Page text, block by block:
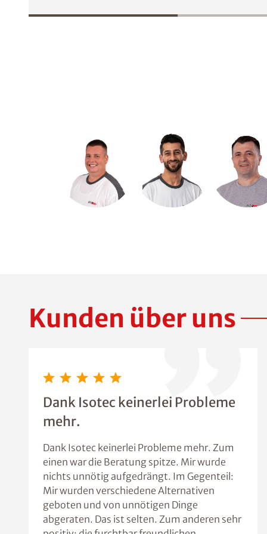
Kunden über uns
Dank Isotec keinerlei Probleme
mehr.
Dank Isotec keinerlei Probleme mehr. Zum
einen war die Beratung spitze. Mir wurde
nichts unnötig aufgedrängt. Im Gegenteil:
Mir wurden verschiedene Alternativen
geboten und von unnötigen Dinge
abgeraten. Das ist selten. Zum anderen sehr